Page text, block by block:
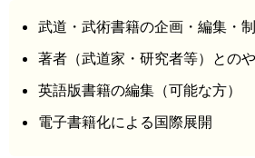
武道・武術書籍の企画・編集・
著者（武道家・研究者等）との
英語版書籍の編集（可能な方）
電子書籍化による国際展開